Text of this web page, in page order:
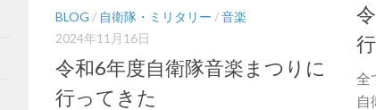
BLOG / 自衛隊・ミリタリー /音楽
2024年11月16日
令和6年度自衛隊音楽まつりに
行ってきた
全
自